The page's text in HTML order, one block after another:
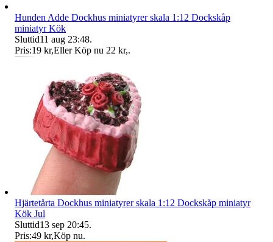
Hunden Adde Dockhus miniatyrer skala 1:12 Dockskåp
miniatyr Kök
Sluttid11 aug 23:48.
Pris:19 kr,Eller Köp nu 22 kr,.
Hjärtetårta Dockhus miniatyrer skala 1:12 Dockskåp miniatyr
Kök Jul
Sluttid13 sep 20:45.
Pris:49 kr,Köp nu.